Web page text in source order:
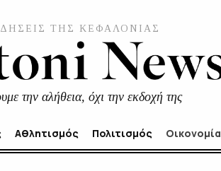
ΤΗΣ ΚΕΦΑΛΟΝΙΑΣ
την αλήθεια, όχι την εκδοχή της
Αθλητισμός Πολιτισμός Οικονομία